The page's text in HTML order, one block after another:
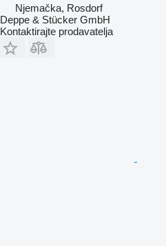
Njemačka, Rosdorf
Deppe & Stücker GmbH
Kontaktirajte prodavatelja